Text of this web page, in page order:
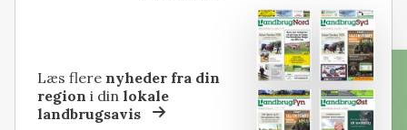
Læs flere nyheder fra din
region i dinlokale
landbrugsavis